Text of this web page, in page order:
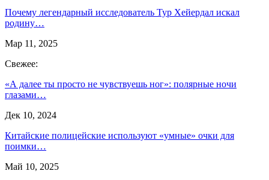
Почему легендарный исследователь Тур Хейердал искал
родину…
Мар 11, 2025
Свежее:
«А далее ты просто не чувствуешь ног»: полярные ночи
глазами…
Дек 10, 2024
Китайские полицейские используют «умные» очки для
поимки…
Май 10, 2025